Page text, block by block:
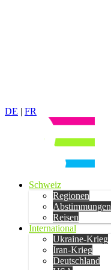
DE | FR
Schweiz
Regionen
Abstimmungen
Reisen
International
Ukraine-Krieg
Iran-Krieg
Deutschland